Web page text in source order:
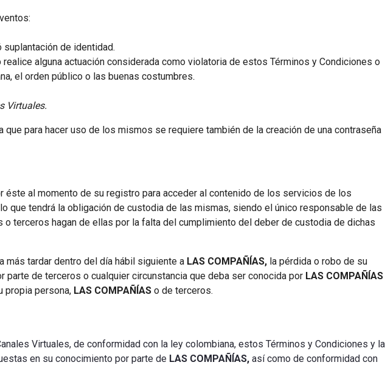
de identidad.
alguna actuación considerada como violatoria de estos Términos y Condiciones o
el orden público o las buenas costumbres.
Virtuales.
para hacer uso de los mismos se requiere también de la creación de una contraseña
éste al momento de su registro para acceder al contenido de los servicios de los
que tendrá la obligación de custodia de las mismas, siendo el único responsable de las
terceros hagan de ellas por la falta del cumplimiento del deber de custodia de dichas
más tardar dentro del día hábil siguiente a LAS COMPAÑÍAS, la pérdida o robo de su
parte de terceros o cualquier circunstancia que deba ser conocida por LAS COMPAÑÍAS
propia persona, LAS COMPAÑÍAS o de terceros.
Virtuales, de conformidad con la ley colombiana, estos Términos y Condiciones y la
en su conocimiento por parte de LAS COMPAÑÍAS, así como de conformidad con